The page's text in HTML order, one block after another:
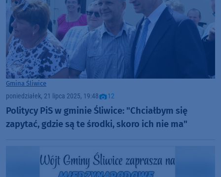
Gmina Śliwice
poniedziałek, 21 lipca 2025, 19:48 12
Politycy PiS w gminie Śliwice: "Chciałbym się
zapytać, gdzie są te środki, skoro ich nie ma"